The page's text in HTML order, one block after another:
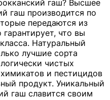
гаш? Высшее
гаш производится по
передаются из
что вы
Натуральный
лучшие сорта
чистых
и пестицидов
продукт. Уникальный
гаш славится своим